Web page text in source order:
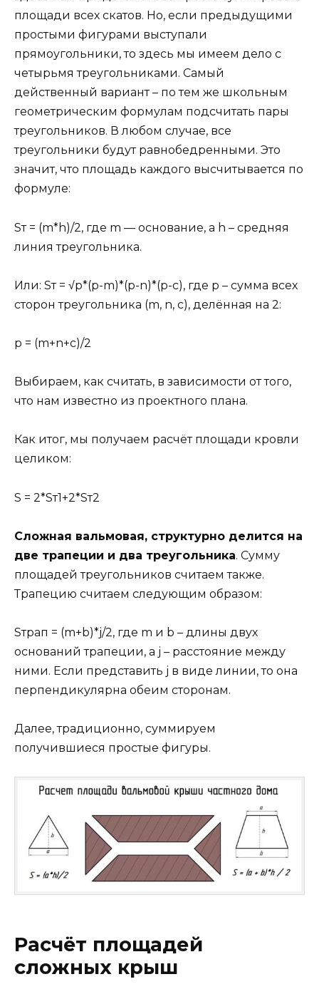
площади всех скатов. Но, если предыдущими
простыми фигурами выступали
прямоугольники, то здесь мы имеем дело с
четырьмя треугольниками. Самый
действенный вариант – по тем же школьным
геометрическим формулам подсчитать пары
треугольников. В любом случае, все
треугольники будут равнобедренными. Это
значит, что площадь каждого высчитывается по
формуле:
Sт = (m*h)/2, где m — основание, а h – средняя
линия треугольника.
Или: Sт = √p*(p-m)*(p-n)*(p-c), где p – сумма всех
сторон треугольника (m, n, c), делённая на 2:
p = (m+n+c)/2
Выбираем, как считать, в зависимости от того,
что нам известно из проектного плана.
Как итог, мы получаем расчёт площади кровли
целиком:
S = 2*Sт1+2*Sт2
Сложная вальмовая, структурно делится на
две трапеции и два треугольника. Сумму
площадей треугольников считаем также.
Трапецию считаем следующим образом:
Sтрап = (m+b)*j/2, где m и b – длины двух
оснований трапеции, а j – расстояние между
ними. Если представить j в виде линии, то она
перпендикулярна обеим сторонам.
Далее, традиционно, суммируем
получившиеся простые фигуры.
Расчёт площадей
сложных крыш